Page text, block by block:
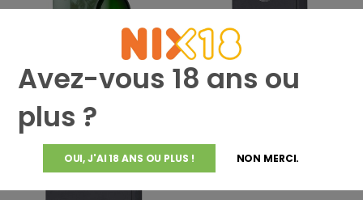
Avez-vous 18 ans ou
plus ?
OUI, J'AI 18 ANS OU PLUS ! NON MERCI.
Stag's Leap Wine Cellars
in Geschenkbox
€49,81
Altijddebestewijn.nl